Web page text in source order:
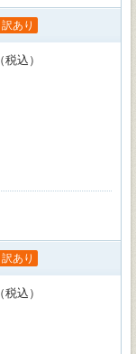
訳あり
込）
訳あり
込）